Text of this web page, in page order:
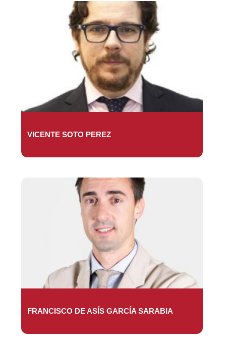
VICENTE SOTO PEREZ
FRANCISCO DE ASÍS GARCÍA SARABIA